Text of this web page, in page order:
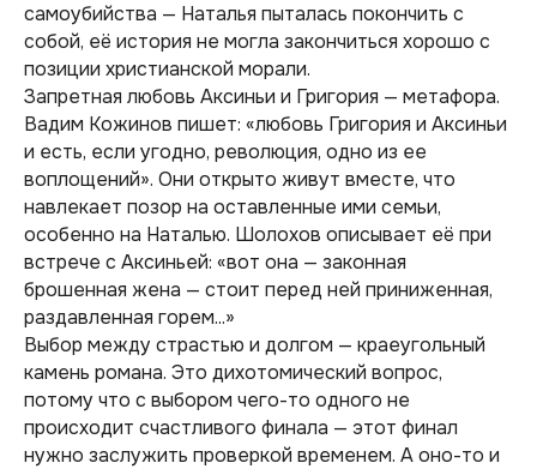
самоубийства — Наталья пыталась покончить с
собой, её история не могла закончиться хорошо с
позиции христианской морали.
Запретная любовь Аксиньи и Григория — метафора.
Вадим Кожинов пишет: «любовь Григория и Аксиньи
и есть, если угодно, революция, одно из ее
воплощений». Они открыто живут вместе, что
навлекает позор на оставленные ими семьи,
особенно на Наталью. Шолохов описывает её при
встрече с Аксиньей: «вот она — законная
брошенная жена — стоит перед ней приниженная,
раздавленная горем...»
Выбор между страстью и долгом — краеугольный
камень романа. Это дихотомический вопрос,
потому что с выбором чего-то одного не
происходит счастливого финала — этот финал
нужно заслужить проверкой временем. А оно-то и